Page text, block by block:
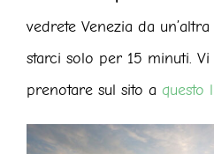
vedrete Venezia da
starci solo per 15 minuti.
prenotare sul sito a questo